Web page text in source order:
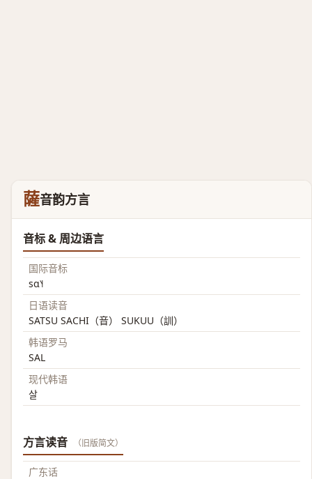
薩音韵方言
音标 & 周边语言
国际音标
sɑ˥˧
日语读音
SATSU SACHI（音） SUKUU（訓）
韩语罗马
SAL
现代韩语
살
方言读音 （旧版简文）
广东话